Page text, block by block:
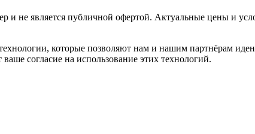
не является публичной офертой. Актуальные цены и
которые позволяют нам и нашим партнёрам
согласие на использование этих технологий.